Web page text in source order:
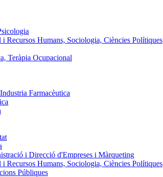
Recursos Humans, Sociologia, Ciències Polítiques
Teràpia Ocupacional
Farmacèutica
i Direcció d'Empreses i Màrqueting
Recursos Humans, Sociologia, Ciències Polítiques
Públiques